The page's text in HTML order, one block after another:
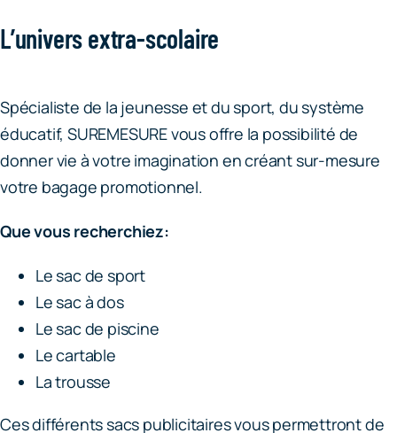
L’univers extra-scolaire
Spécialiste de la jeunesse et du sport, du système
éducatif, SUREMESURE vous offre la possibilité de
donner vie à votre imagination en créant sur-mesure
votre bagage promotionnel.
Que vous recherchiez:
Le sac de sport
Le sac à dos
Le sac de piscine
Le cartable
La trousse
Ces différents sacs publicitaires vous permettront de